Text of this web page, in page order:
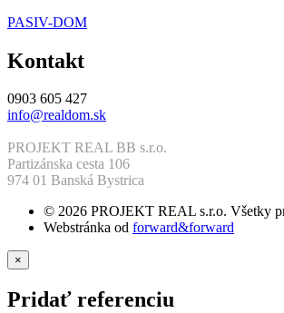
PASIV-DOM
Kontakt
0903 605 427
info@realdom.sk
PROJEKT REAL BB s.r.o.
Partizánska cesta 106
974 01 Banská Bystrica
© 2026 PROJEKT REAL s.r.o. Všetky
Webstránka od forward&forward
×
Pridať referenciu